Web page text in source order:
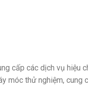
cấp các dịch vụ hiệu
móc thử nghiệm, cung